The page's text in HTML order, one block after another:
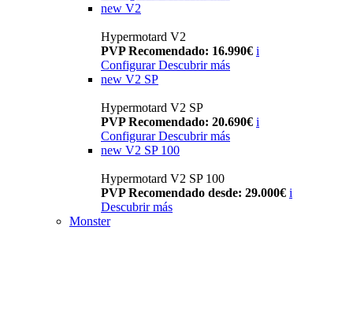
new V2
Hypermotard V2
PVP Recomendado: 16.990€ i
Configurar Descubrir más
new V2 SP
Hypermotard V2 SP
PVP Recomendado: 20.690€ i
Configurar Descubrir más
new V2 SP 100
Hypermotard V2 SP 100
PVP Recomendado desde: 29.000€ i
Descubrir más
Monster